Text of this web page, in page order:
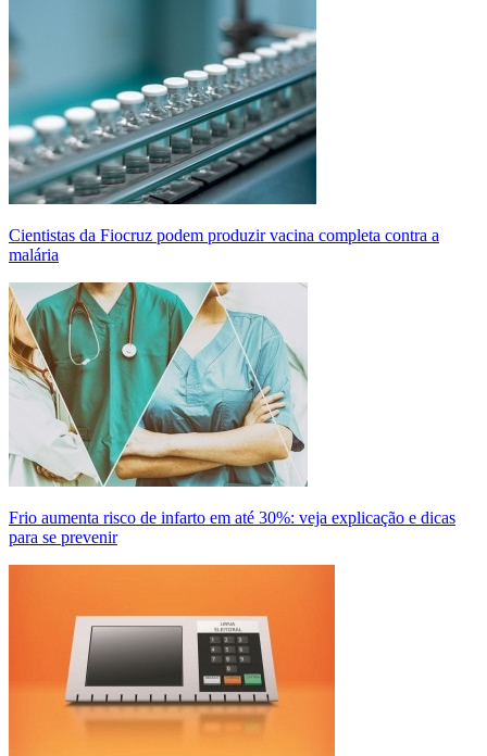
Cientistas da Fiocruz podem produzir vacina completa contra a
malária
Frio aumenta risco de infarto em até 30%: veja explicação e dicas
para se prevenir